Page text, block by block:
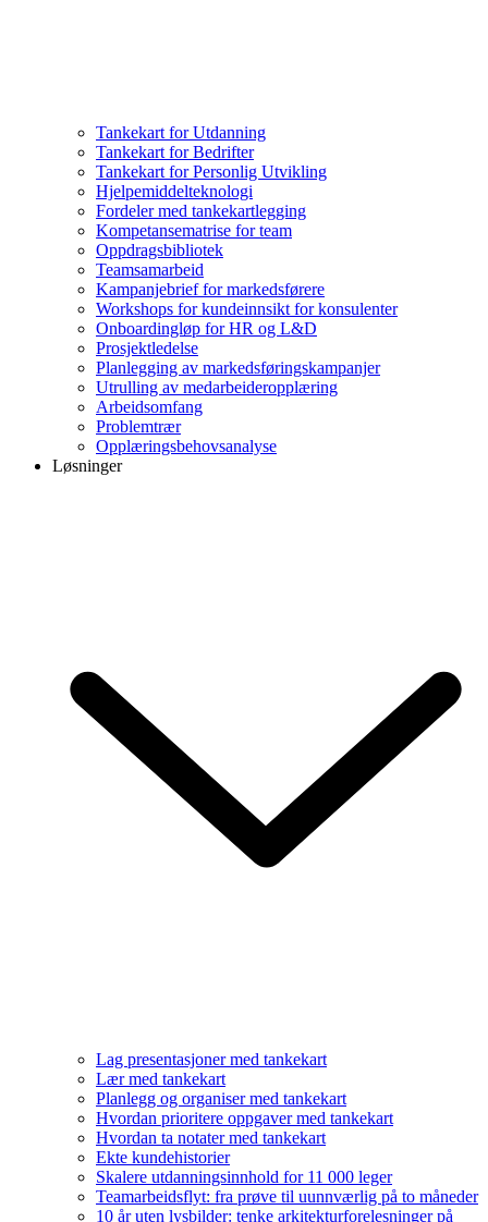
Tankekart for Utdanning
Tankekart for Bedrifter
Tankekart for Personlig Utvikling
Hjelpemiddelteknologi
Fordeler med tankekartlegging
Kompetansematrise for team
Oppdragsbibliotek
Teamsamarbeid
Kampanjebrief for markedsførere
Workshops for kundeinnsikt for konsulenter
Onboardingløp for HR og L&D
Prosjektledelse
Planlegging av markedsføringskampanjer
Utrulling av medarbeideropplæring
Arbeidsomfang
Problemtrær
Opplæringsbehovsanalyse
Løsninger
Lag presentasjoner med tankekart
Lær med tankekart
Planlegg og organiser med tankekart
Hvordan prioritere oppgaver med tankekart
Hvordan ta notater med tankekart
Ekte kundehistorier
Skalere utdanningsinnhold for 11 000 leger
Teamarbeidsflyt: fra prøve til uunnværlig på to måneder
10 år uten lysbilder: tenke arkitekturforelesninger på